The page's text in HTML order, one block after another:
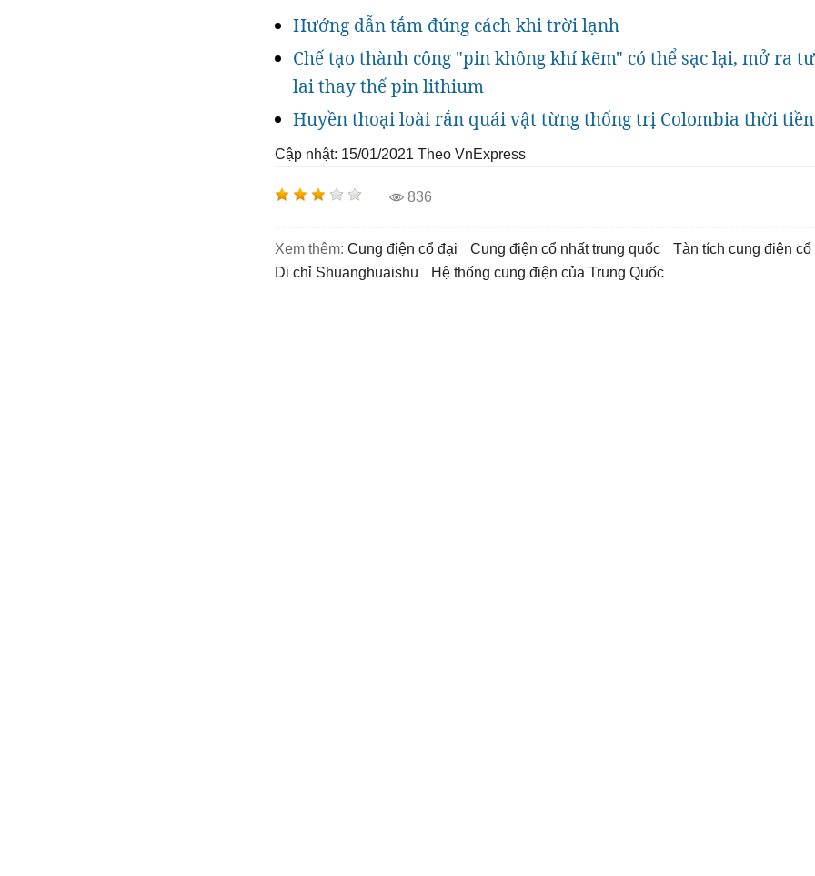
Hướng dẫn tắm đúng cách khi trời lạnh
Chế tạo thành công "pin không khí kẽm" có thể sạc lại, mở ra
lai thay thế pin lithium
Huyền thoại loài rắn quái vật từng thống trị Colombia thời
Cập nhật: 15/01/2021 Theo VnExpress
836
Xem thêm: cung điện cổ đại cung điện cổ nhất trung quốc
tàn tích cung điện cổ
di chỉ Shuanghuaishu
hệ thống cung điện của Trung Quốc